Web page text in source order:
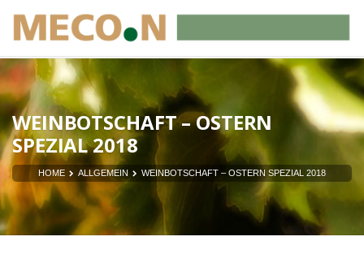
WEINBOTSCHAFT – OSTERN
SPEZIAL 2018
HOME ALLGEMEIN WEINBOTSCHAFT – OSTERN SPEZIAL 2018